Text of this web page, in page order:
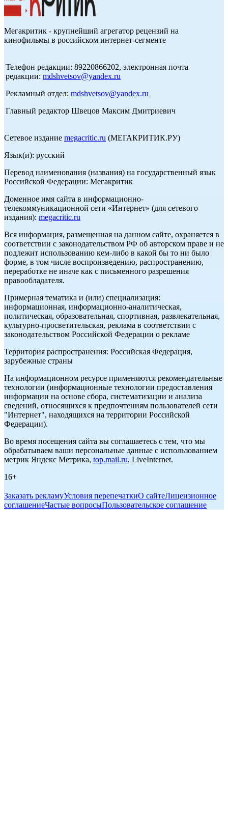
Мегакритик - крупнейший агрегатор рецензий на
кинофильмы в российском интернет-сегменте
Телефон редакции: 89220866202, электронная почта
редакции: mdshvetsov@yandex.ru
Рекламный отдел: mdshvetsov@yandex.ru
Главный редактор Швецов Максим Дмитриевич
Сетевое издание megacritic.ru (МЕГАКРИТИК.РУ)
Язык(и): русский
Перевод наименования (названия) на государственный язык
Российской Федерации: Мегакритик
Доменное имя сайта в информационно-
телекоммуникационной сети «Интернет» (для сетевого
издания): megacritic.ru
Вся информация, размещенная на данном сайте, охраняется в
соответствии с законодательством РФ об авторском праве и не
подлежит использованию кем-либо в какой бы то ни было
форме, в том числе воспроизведению, распространению,
переработке не иначе как с письменного разрешения
правообладателя.
Примерная тематика и (или) специализация:
информационная, информационно-аналитическая,
политическая, образовательная, спортивная, развлекательная,
культурно-просветительская, реклама в соответствии с
законодательством Российской Федерации о рекламе
Территория распространения: Российская Федерация,
зарубежные страны
На информационном ресурсе применяются рекомендательные
технологии (информационные технологии предоставления
информации на основе сбора, систематизации и анализа
сведений, относящихся к предпочтениям пользователей сети
"Интернет", находящихся на территории Российской
Федерации).
Во время посещения сайта вы соглашаетесь с тем, что мы
обрабатываем ваши персональные данные с использованием
метрик Яндекс Метрика, top.mail.ru, LiveInternet.
16+
Заказать рекламуУсловия перепечаткиО сайтеЛицензионное
соглашениеЧастые вопросыПользовательское соглашение